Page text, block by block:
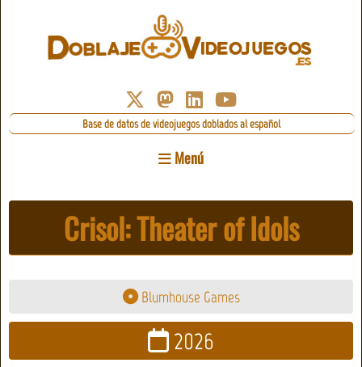
Base de datos de videojuegos doblados al español
Menú
Crisol: Theater of Idols
Blumhouse Games
2026